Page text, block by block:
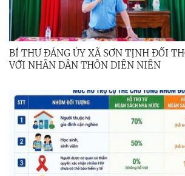
BÍ THƯ ĐẢNG ỦY XÃ SƠN TỊNH ĐỐI
VỚI NHÂN DÂN THÔN DIÊN NIÊN